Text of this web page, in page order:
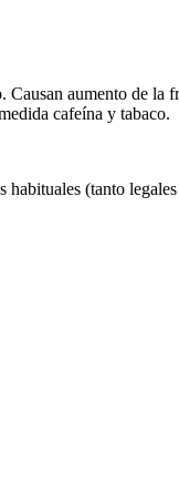
aumento de la
cafeína y tabaco.
(tanto